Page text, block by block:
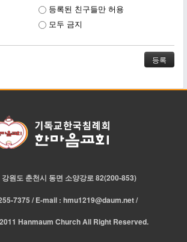
등록된 친구들만 허용
모두 금지
원도 춘천시 동면 소양강로 82(200-853)
7375 / E-mail : hmu1219@daum.net /
Hanmaum Church All Right Reserved.